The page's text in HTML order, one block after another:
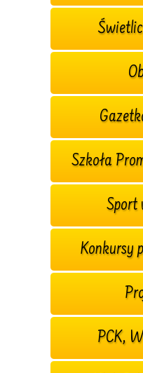
Szkoła
Sport
Konkursy
PCK,